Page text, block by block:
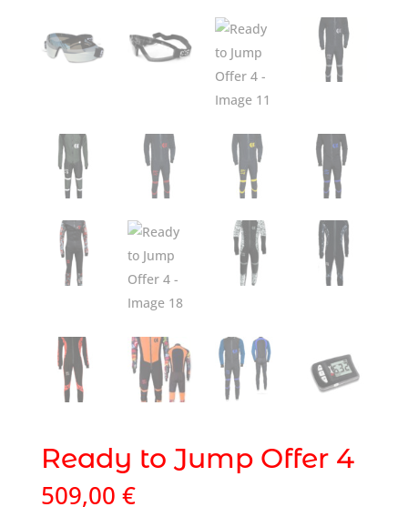
Ready to Jump Offer 4
509,00 €